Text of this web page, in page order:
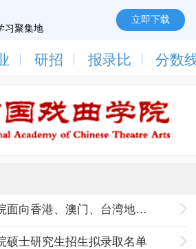
习聚集地
立即下载
研招 报录比 分数
2020年中国戏曲学院面向香港、澳门、台湾地区招收硕士研究生拟录取名单
硕士研究生招生拟录取名单